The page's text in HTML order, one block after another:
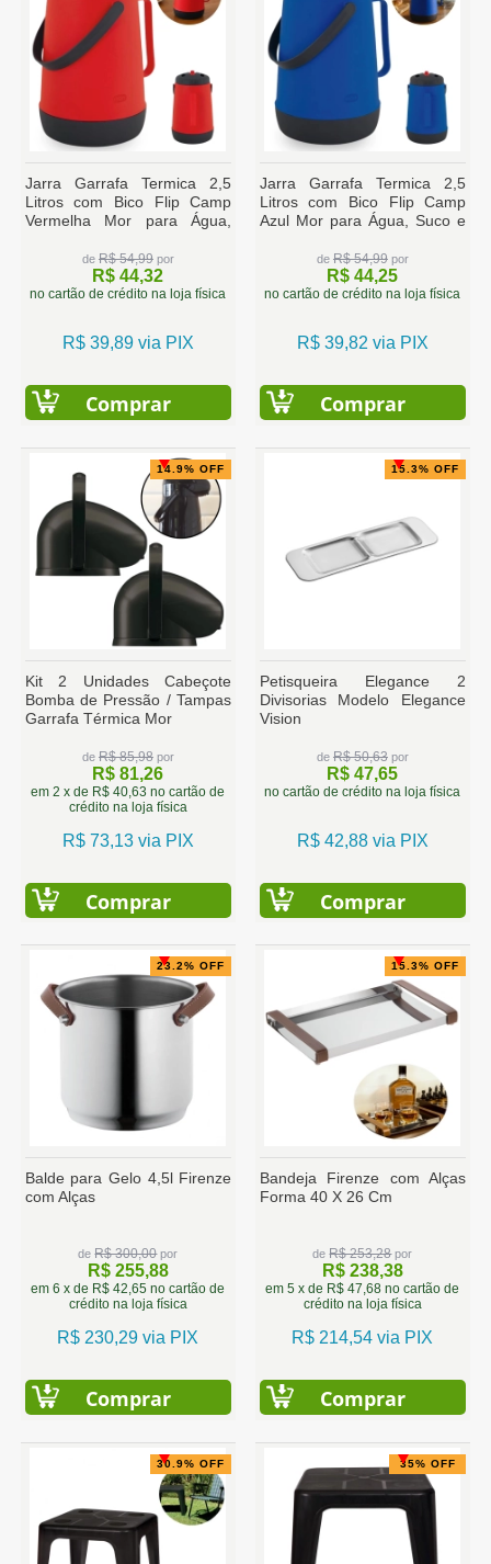
Jarra Garrafa Termica 2,5
Litros com Bico Flip Camp
Vermelha Mor para Água,
de R$ 54,99por
R$ 44,32
no cartão de crédito na loja física
R$ 39,89 via PIX
Comprar
Jarra Garrafa Termica 2,5
Litros com Bico Flip Camp
Azul Mor para Água, Suco e
de R$ 54,99por
R$ 44,25
no cartão de crédito na loja física
R$ 39,82 via PIX
Comprar
14.9% OFF
Kit 2 Unidades Cabeçote
Bomba de Pressão / Tampas
Garrafa Térmica Mor
de R$ 85,98por
R$ 81,26
em 2 x de R$ 40,63 no cartão de
crédito na loja física
R$ 73,13 via PIX
Comprar
15.3% OFF
Petisqueira Elegance 2
Divisorias Modelo Elegance
Vision
de R$ 50,63por
R$ 47,65
no cartão de crédito na loja física
R$ 42,88 via PIX
Comprar
23.2% OFF
Balde para Gelo 4,5l Firenze
com Alças
deR$ 300,00por
R$ 255,88
em 6 x de R$ 42,65 no cartão de
crédito na loja física
R$ 230,29 via PIX
Comprar
15.3% OFF
Bandeja Firenze com Alças
Forma 40 X 26 Cm
deR$ 253,28por
R$ 238,38
em 5 x de R$ 47,68 no cartão de
crédito na loja física
R$ 214,54 via PIX
Comprar
30.9% OFF 35% OFF